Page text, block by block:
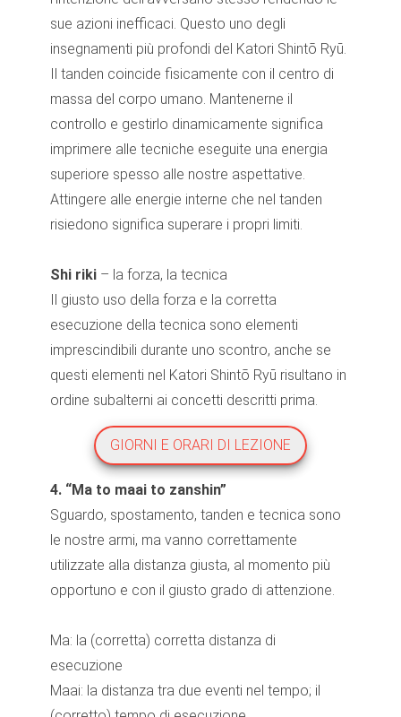
sue azioni inefficaci. Questo uno degli
insegnamenti più profondi del Katori Shintō Ryū.
Il tanden coincide fisicamente con il centro di
massa del corpo umano. Mantenerne il
controllo e gestirlo dinamicamente significa
imprimere alle tecniche eseguite una energia
superiore spesso alle nostre aspettative.
Attingere alle energie interne che nel tanden
risiedono significa superare i propri limiti.
Shi riki – la forza, la tecnica
Il giusto uso della forza e la corretta
esecuzione della tecnica sono elementi
imprescindibili durante uno scontro, anche se
questi elementi nel Katori Shintō Ryū risultano in
ordine subalterni ai concetti descritti prima.
GIORNI E ORARI DI LEZIONE
4. “Ma to maai to zanshin”
Sguardo, spostamento, tanden e tecnica sono
le nostre armi, ma vanno correttamente
utilizzate alla distanza giusta, al momento più
opportuno e con il giusto grado di attenzione.
Ma: la (corretta) corretta distanza di
esecuzione
Maai: la distanza tra due eventi nel tempo; il